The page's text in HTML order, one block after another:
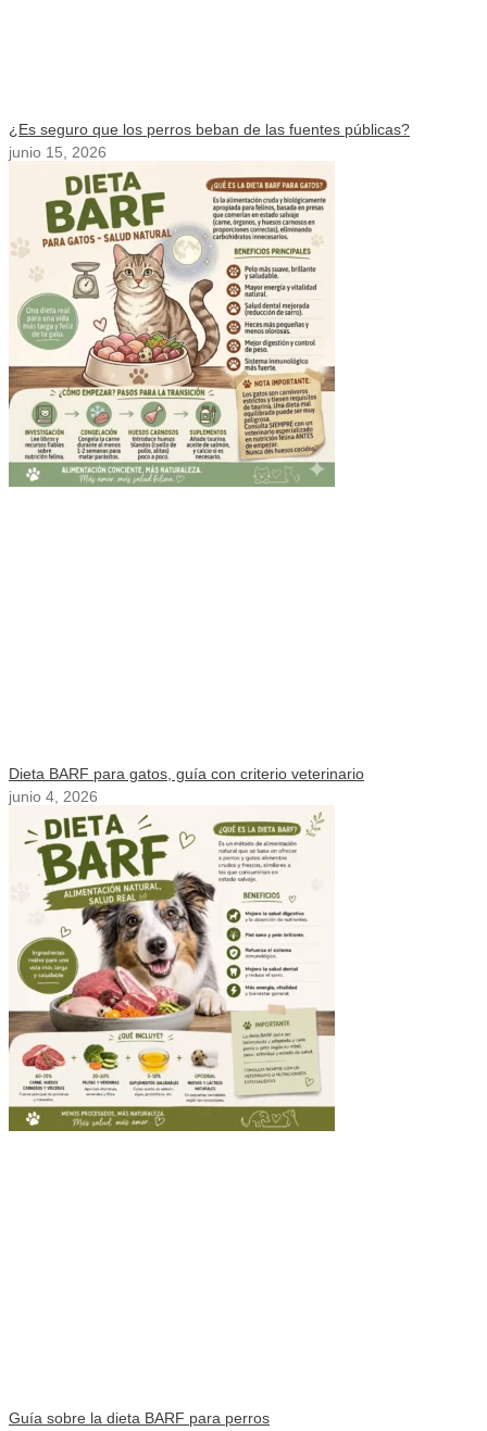
¿Es seguro que los perros beban de las fuentes públicas?
junio 15, 2026
Dieta BARF para gatos, guía con criterio veterinario
junio 4, 2026
Guía sobre la dieta BARF para perros